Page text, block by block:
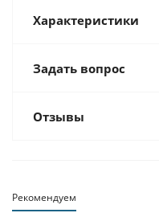
Характеристики
Задать вопрос
Отзывы
Рекомендуем